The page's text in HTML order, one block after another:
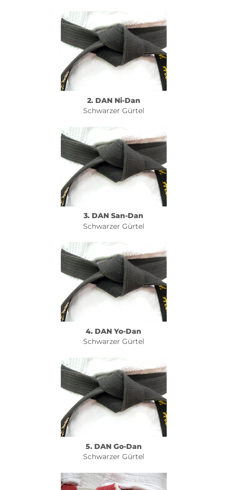
2. DAN Ni-Dan
Schwarzer Gürtel
3. DAN San-Dan
Schwarzer Gürtel
4. DAN Yo-Dan
Schwarzer Gürtel
5. DAN Go-Dan
Schwarzer Gürtel